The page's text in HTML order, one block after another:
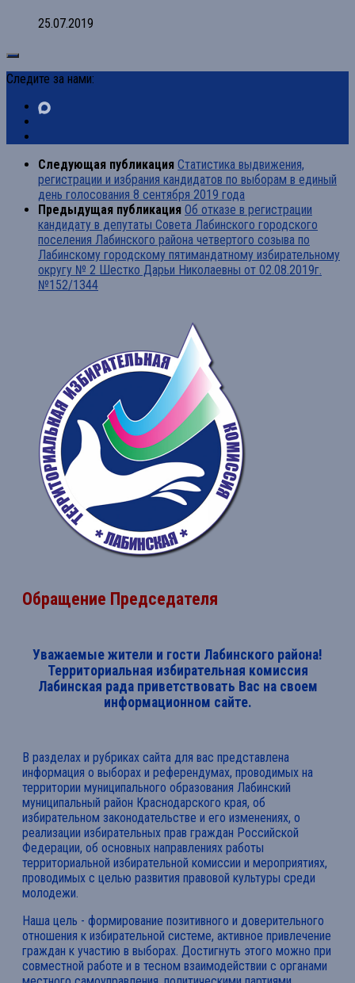
25.07.2019
Следите за нами:
Следующая публикация Статистика выдвижения,
регистрации и избрания кандидатов по выборам в единый
день голосования 8 сентября 2019 года
Предыдущая публикация Об отказе в регистрации
кандидату в депутаты Совета Лабинского городского
поселения Лабинского района четвертого созыва по
Лабинскому городскому пятимандатному избирательному
округу № 2 Шестко Дарьи Николаевны от 02.08.2019г.
№152/1344
Обращение Председателя
Уважаемые жители и гости Лабинского района!
Территориальная избирательная комиссия
Лабинская рада приветствовать Вас на своем
информационном сайте.
В разделах и рубриках сайта для вас представлена
информация о выборах и референдумах, проводимых на
территории муниципального образования Лабинский
муниципальный район Краснодарского края, об
избирательном законодательстве и его изменениях, о
реализации избирательных прав граждан Российской
Федерации, об основных направлениях работы
территориальной избирательной комиссии и мероприятиях,
проводимых с целью развития правовой культуры среди
молодежи.
Наша цель - формирование позитивного и доверительного
отношения к избирательной системе, активное привлечение
граждан к участию в выборах. Достигнуть этого можно при
совместной работе и в тесном взаимодействии с органами